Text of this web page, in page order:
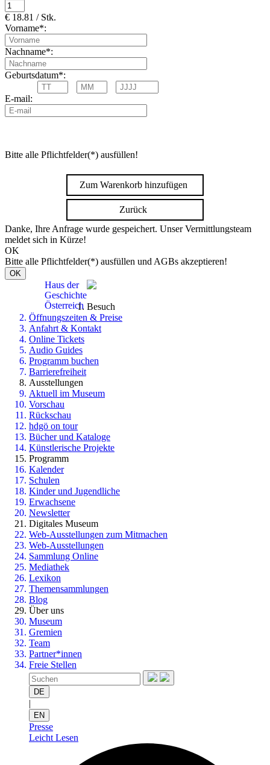
€ 18.81 / Stk.
Vorname*:
Nachname*:
Geburtsdatum*:
E-mail:
Bitte alle Pflichtfelder(*) ausfüllen!
Zum Warenkorb hinzufügen
Zurück
Danke, Ihre Anfrage wurde gespeichert. Unser Vermittlungsteam
meldet sich in Kürze!
OK
Bitte alle Pflichtfelder(*) ausfüllen und AGBs akzeptieren!
OK
Haus der
Geschichte
Österreich Besuch
Öffnungszeiten & Preise
Anfahrt & Kontakt
Online Tickets
Audio Guides
Programm buchen
Barrierefreiheit
Ausstellungen
Aktuell im Museum
Vorschau
Rückschau
hdgö on tour
Bücher und Kataloge
Künstlerische Projekte
Programm
Kalender
Schulen
Kinder und Jugendliche
Erwachsene
Newsletter
Digitales Museum
Web-Ausstellungen zum Mitmachen
Web-Ausstellungen
Sammlung Online
Mediathek
Lexikon
Themensammlungen
Blog
Über uns
Museum
Gremien
Team
Partner*innen
Freie Stellen
DE
|
EN
Presse
Leicht Lesen